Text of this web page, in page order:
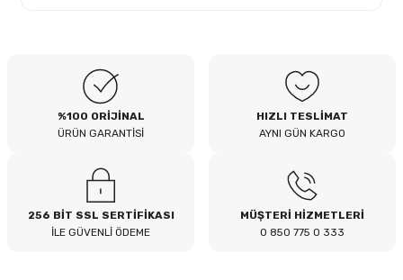
%100 ORİJİNAL
ÜRÜN GARANTİSİ
HIZLI TESLİMAT
AYNI GÜN KARGO
256 BİT SSL SERTİFİKASI
İLE GÜVENLİ ÖDEME
MÜŞTERİ HİZMETLERİ
0 850 775 0 333